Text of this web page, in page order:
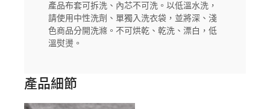
產品布套可拆洗、內芯不可洗。以低溫水洗，
請使用中性洗劑、單獨入洗衣袋，並將深、淺
色商品分開洗滌。不可烘乾、乾洗、漂白，低
溫熨燙。
產品細節